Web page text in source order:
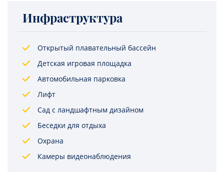
Инфраструктура
Открытый плавательный бассейн
Детская игровая площадка
Автомобильная парковка
Лифт
Сад с ландшафтным дизайном
Беседки для отдыха
Охрана
Камеры видеонаблюдения